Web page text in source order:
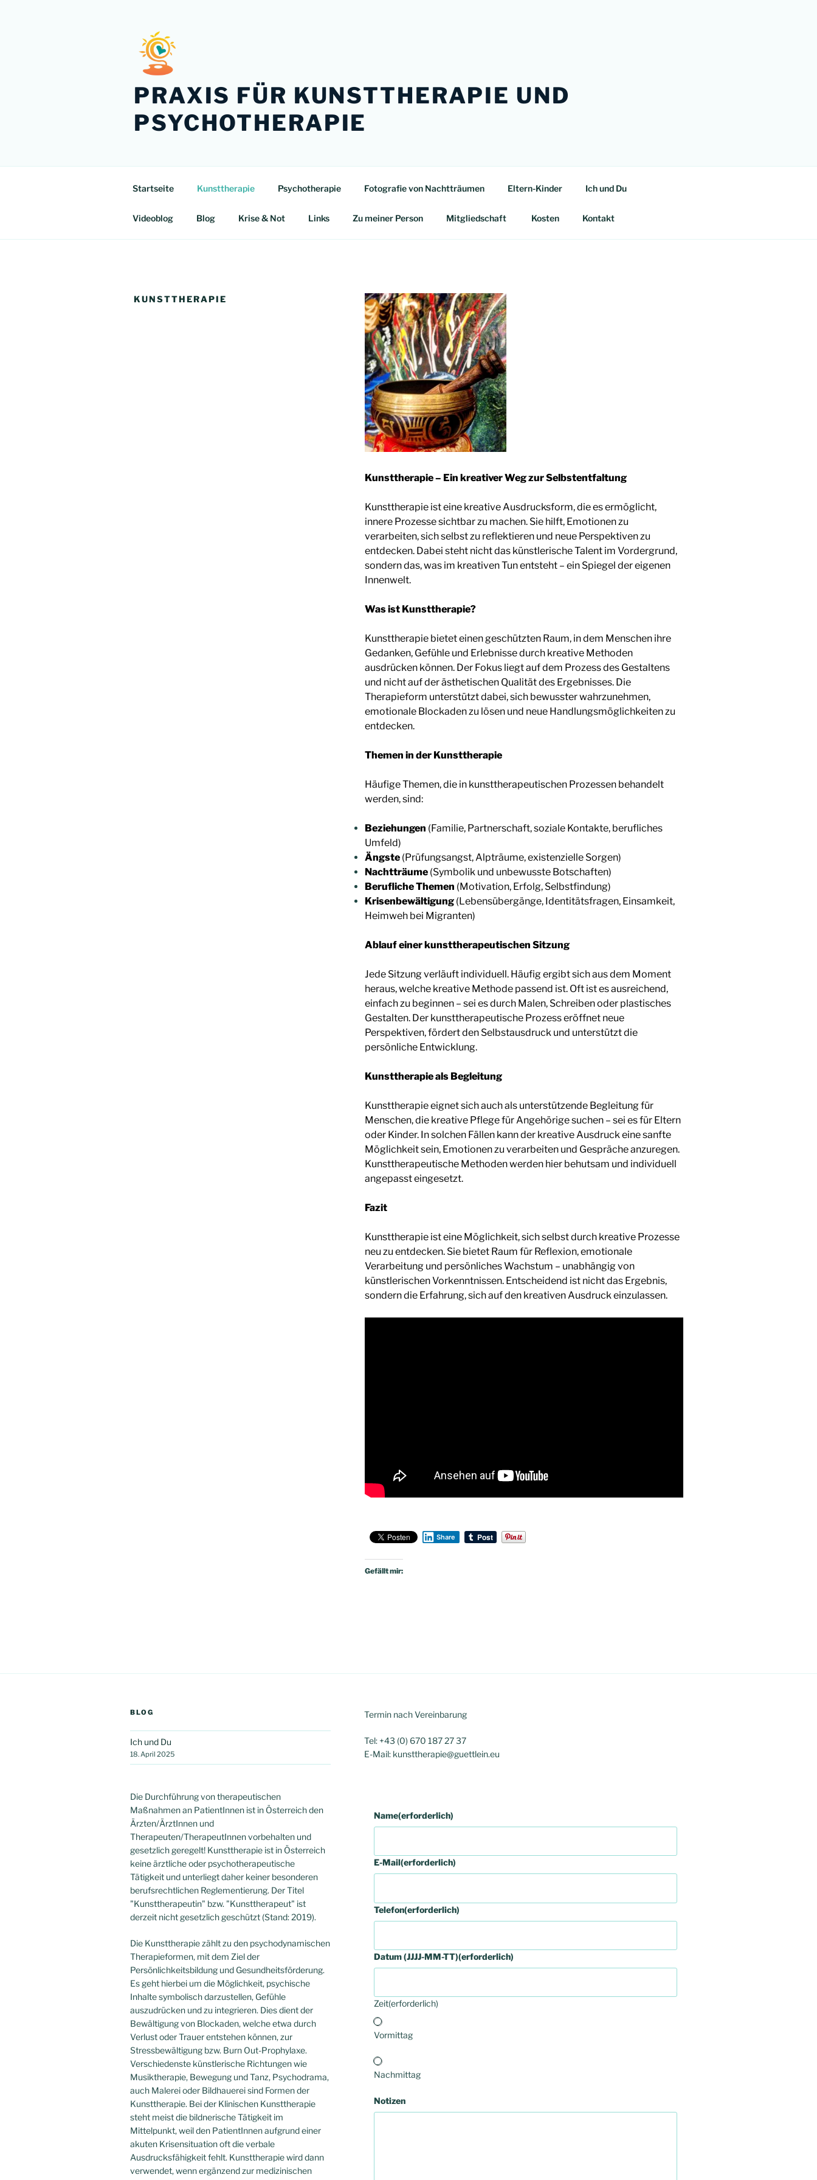
PRAXIS FÜR KUNSTTHERAPIE UND
PSYCHOTHERAPIE
Startseite Kunsttherapie Psychotherapie Fotografie von Nachtträumen Eltern-Kinder Ich und Du
Videoblog Blog Krise & Not Links Zu meiner Person Mitgliedschaft Kosten Kontakt
KUNSTTHERAPIE
Kunsttherapie – Ein kreativer Weg zur Selbstentfaltung
Kunsttherapie ist eine kreative Ausdrucksform, die es ermöglicht,
innere Prozesse sichtbar zu machen. Sie hilft, Emotionen zu
verarbeiten, sich selbst zu reflektieren und neue Perspektiven zu
entdecken. Dabei steht nicht das künstlerische Talent im Vordergrund,
sondern das, was im kreativen Tun entsteht – ein Spiegel der eigenen
Innenwelt.
Was ist Kunsttherapie?
Kunsttherapie bietet einen geschützten Raum, in dem Menschen ihre
Gedanken, Gefühle und Erlebnisse durch kreative Methoden
ausdrücken können. Der Fokus liegt auf dem Prozess des Gestaltens
und nicht auf der ästhetischen Qualität des Ergebnisses. Die
Therapieform unterstützt dabei, sich bewusster wahrzunehmen,
emotionale Blockaden zu lösen und neue Handlungsmöglichkeiten zu
entdecken.
Themen in der Kunsttherapie
Häufige Themen, die in kunsttherapeutischen Prozessen behandelt
werden, sind:
Beziehungen (Familie, Partnerschaft, soziale Kontakte, berufliches
Umfeld)
Ängste(Prüfungsangst, Alpträume, existenzielle Sorgen)
Nachtträume(Symbolik und unbewusste Botschaften)
Berufliche Themen (Motivation, Erfolg, Selbstfindung)
Krisenbewältigung(Lebensübergänge, Identitätsfragen, Einsamkeit,
Heimweh bei Migranten)
Ablauf einer kunsttherapeutischen Sitzung
Jede Sitzung verläuft individuell. Häufig ergibt sich aus dem Moment
heraus, welche kreative Methode passend ist. Oft ist es ausreichend,
einfach zu beginnen – sei es durch Malen, Schreiben oder plastisches
Gestalten. Der kunsttherapeutische Prozess eröffnet neue
Perspektiven, fördert den Selbstausdruck und unterstützt die
persönliche Entwicklung.
Kunsttherapie als Begleitung
Kunsttherapie eignet sich auch als unterstützende Begleitung für
Menschen, die kreative Pflege für Angehörige suchen – sei es für Eltern
oder Kinder. In solchen Fällen kann der kreative Ausdruck eine sanfte
Möglichkeit sein, Emotionen zu verarbeiten und Gespräche anzuregen.
Kunsttherapeutische Methoden werden hier behutsam und individuell
angepasst eingesetzt.
Fazit
Kunsttherapie ist eine Möglichkeit, sich selbst durch kreative Prozesse
neu zu entdecken. Sie bietet Raum für Reflexion, emotionale
Verarbeitung und persönliches Wachstum – unabhängig von
künstlerischen Vorkenntnissen. Entscheidend ist nicht das Ergebnis,
sondern die Erfahrung, sich auf den kreativen Ausdruck einzulassen.
Share
Gefällt mir:
BLOG
Ich und Du
18. April 2025
Die Durchführung von therapeutischen
Maßnahmen an PatientInnen ist in Österreich den
Ärzten/ÄrztInnen und
Therapeuten/TherapeutInnen vorbehalten und
gesetzlich geregelt! Kunsttherapie ist in Österreich
keine ärztliche oder psychotherapeutische
Tätigkeit und unterliegt daher keiner besonderen
berufsrechtlichen Reglementierung. Der Titel
"Kunsttherapeutin" bzw. "Kunsttherapeut" ist
derzeit nicht gesetzlich geschützt (Stand: 2019).
Die Kunsttherapie zählt zu den psychodynamischen
Therapieformen, mit dem Ziel der
Persönlichkeitsbildung und Gesundheitsförderung.
Es geht hierbei um die Möglichkeit, psychische
Inhalte symbolisch darzustellen, Gefühle
auszudrücken und zu integrieren. Dies dient der
Bewältigung von Blockaden, welche etwa durch
Verlust oder Trauer entstehen können, zur
Stressbewältigung bzw. Burn Out-Prophylaxe.
Verschiedenste künstlerische Richtungen wie
Musiktherapie, Bewegung und Tanz, Psychodrama,
auch Malerei oder Bildhauerei sind Formen der
Kunsttherapie. Bei der Klinischen Kunsttherapie
steht meist die bildnerische Tätigkeit im
Mittelpunkt, weil den PatientInnen aufgrund einer
akuten Krisensituation oft die verbale
Ausdrucksfähigkeit fehlt. Kunsttherapie wird dann
verwendet, wenn ergänzend zur medizinischen
Termin nach Vereinbarung
Tel: +43 (0) 670 187 27 37
E-Mail: kunsttherapie@guettlein.eu
Name(erforderlich)
E-Mail(erforderlich)
Telefon(erforderlich)
Datum (JJJJ-MM-TT)(erforderlich)
Zeit(erforderlich)
Vormittag
Nachmittag
Notizen